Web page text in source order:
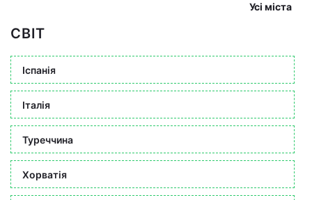
Усі міста
СВІТ
Іспанія
Італія
Туреччина
Хорватія